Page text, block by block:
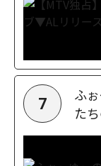
7
ふ
た